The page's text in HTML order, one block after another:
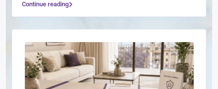
Continue reading